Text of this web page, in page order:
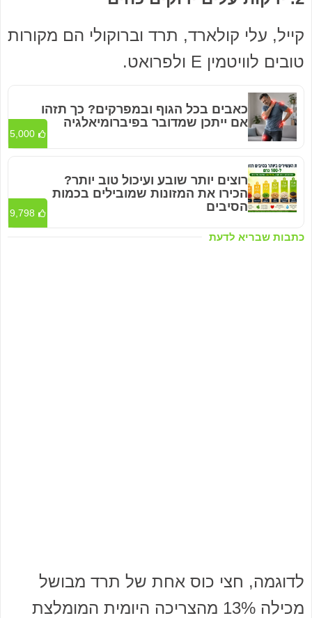
קייל, עלי קולארד, תרד וברוקולי הם מקורות
טובים לוויטמין E ולפרואט.
כתבות שבריא לדעת
כאבים בכל הגוף ובמפרקים? כך תזהו
אם ייתכן שמדובר בפיברומיאלגיה
5,000
רוצים יותר שובע ועיכול טוב יותר?
הכירו את המזונות שמובילים בכמות
הסיבים
9,798
לדוגמה, חצי כוס אחת של תרד מבושל
מכילה 13% מהצריכה היומית המומלצת